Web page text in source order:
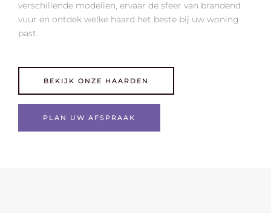
verschillende modellen, ervaar de sfeer van brandend
vuur en ontdek welke haard het beste bij uw woning
past.
BEKIJK ONZE HAARDEN
PLAN UW AFSPRAAK